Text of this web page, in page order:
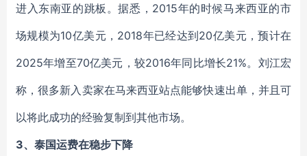
进入东南亚的跳板。据悉，2015年的时候马来西亚的市
场规模为10亿美元，2018年已经达到20亿美元，预计在
2025年增至70亿美元，较2016年同比增长21%。刘江宏
称，很多新入卖家在马来西亚站点能够快速出单，并且可
以将此成功的经验复制到其他市场。
3、泰国运费在稳步下降